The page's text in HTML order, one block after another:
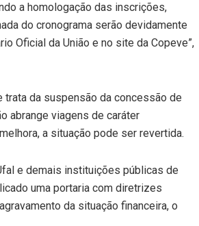
a homologação das inscrições,
do cronograma serão devidamente
Oficial da União e no site da Copeve”,
trata da suspensão da concessão de
abrange viagens de caráter
a situação pode ser revertida.
e demais instituições públicas de
uma portaria com diretrizes
da situação financeira, o